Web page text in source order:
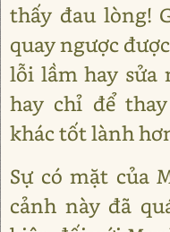
thấy đau lòng!
quay ngược
lỗi lầm hay sửa
hay chỉ để
khác tốt lành
Sự có mặt của
cảnh này đã